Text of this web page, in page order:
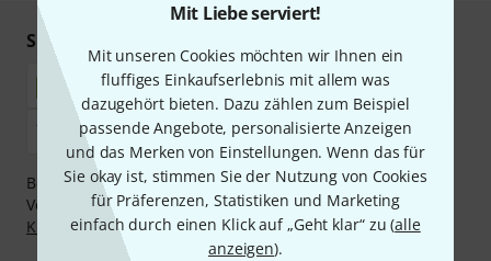
Mit Liebe serviert!
Mit unseren Cookies möchten wir Ihnen ein
fluffiges Einkaufserlebnis mit allem was
dazugehört bieten. Dazu zählen zum Beispiel
passende Angebote, personalisierte Anzeigen
und das Merken von Einstellungen. Wenn das für
Sie okay ist, stimmen Sie der Nutzung von Cookies
für Präferenzen, Statistiken und Marketing
einfach durch einen Klick auf „Geht klar“ zu (alle
anzeigen).
Sicher einkaufen & bezahlen
Bezahlen Sie vertraulich und sicher per Nachnahme,
Vorkasse, PayPal, Amazon Pay,Klarna Sofort bezahlen
Klarna Ratenzahlungoder Kreditkarte.